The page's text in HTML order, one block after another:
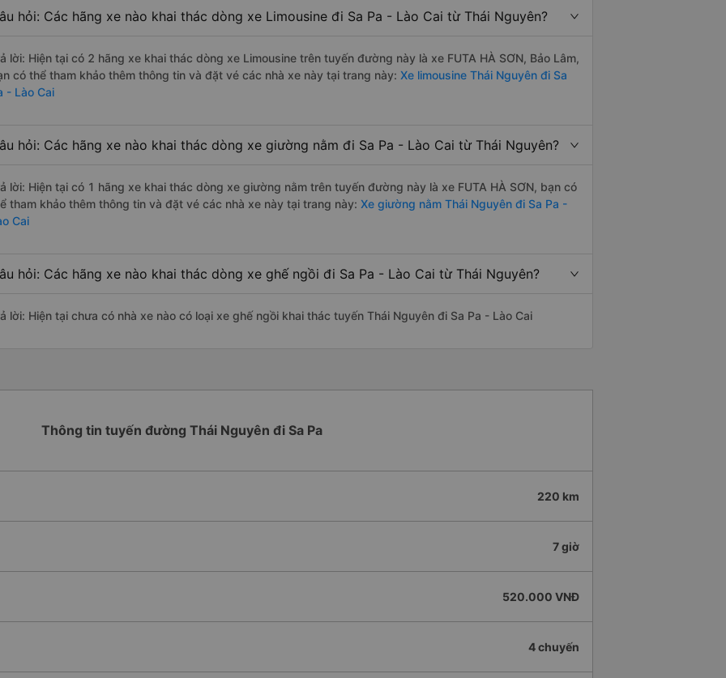
hỏi: Các hãng xe nào khai thác dòng xe Limousine đi Sa Pa - Lào Cai từ Thái Nguyên?
lời: Hiện tại có 2 hãng xe khai thác dòng xe Limousine trên tuyến đường này là xe FUTA HÀ SƠN, Bảo Lâm,
có thể tham khảo thêm thông tin và đặt vé các nhà xe này tại trang này: Xe limousine Thái Nguyên đi Sa
- Lào Cai
hỏi: Các hãng xe nào khai thác dòng xe giường nằm đi Sa Pa - Lào Cai từ Thái Nguyên?
lời: Hiện tại có 1 hãng xe khai thác dòng xe giường nằm trên tuyến đường này là xe FUTA HÀ SƠN, bạn có
tham khảo thêm thông tin và đặt vé các nhà xe này tại trang này: Xe giường nằm Thái Nguyên đi Sa Pa -
Cai
hỏi: Các hãng xe nào khai thác dòng xe ghế ngồi đi Sa Pa - Lào Cai từ Thái Nguyên?
lời: Hiện tại chưa có nhà xe nào có loại xe ghế ngồi khai thác tuyến Thái Nguyên đi Sa Pa - Lào Cai
Thông tin tuyến đường Thái Nguyên đi Sa Pa
220 km
7 giờ
520.000 VNĐ
4 chuyến